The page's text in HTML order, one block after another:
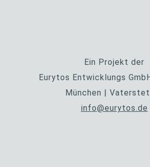
Ein Projekt der
Eurytos Entwicklungs
München |
info@eurytos.de